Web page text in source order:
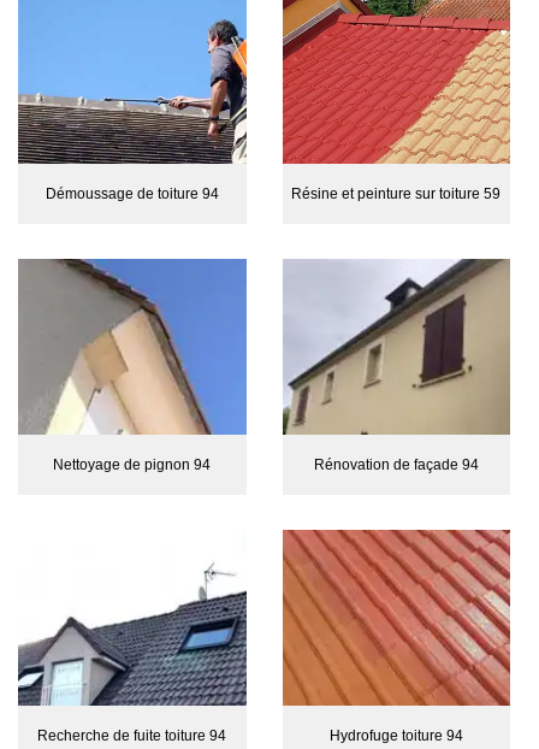
Démoussage de toiture 94 Résine et peinture sur toiture 59
Nettoyage de pignon 94 Rénovation de façade 94
Recherche de fuite toiture 94 Hydrofuge toiture 94